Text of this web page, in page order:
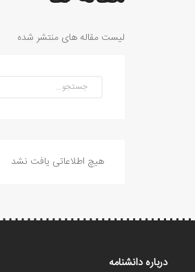
لیست مقاله های منتشر شده
هیچ اطلاعاتی یافت نشد
درباره دانشنامه